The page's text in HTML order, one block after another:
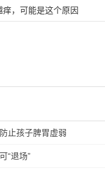
，可能是这个原因
止孩子脾胃虚弱
“退场”